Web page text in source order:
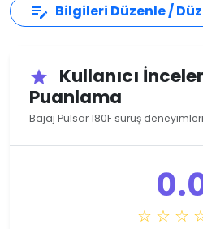
edit_note Bilgileri Düzenle /
star
Kullanıcı
Puanlama
Bajaj Pulsar 180F sürüş
☆ ☆ ☆